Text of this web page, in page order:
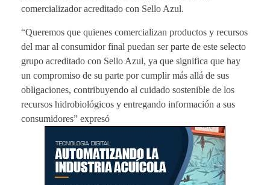
comercializador acreditado con Sello Azul.
“Queremos que quienes comercializan productos y recursos
del mar al consumidor final puedan ser parte de este selecto
grupo acreditado con Sello Azul, ya que significa que hay
un compromiso de su parte por cumplir más allá de sus
obligaciones, contribuyendo al cuidado sostenible de los
recursos hidrobiológicos y entregando información a sus
consumidores” expresó